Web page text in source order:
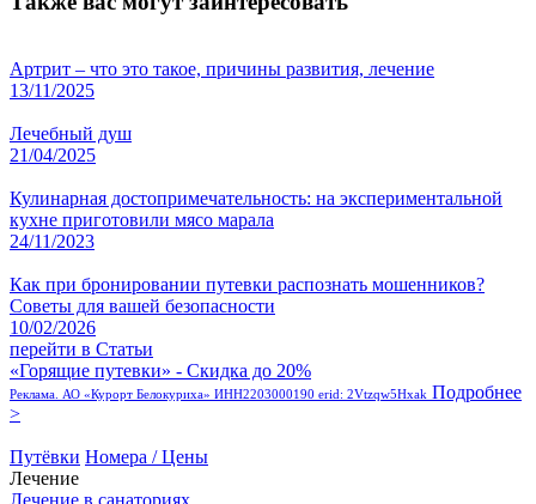
Артрит – что это такое, причины развития, лечение
13/11/2025
Лечебный душ
21/04/2025
Кулинарная достопримечательность: на экспериментальной
кухне приготовили мясо марала
24/11/2023
Как при бронировании путевки распознать мошенников?
Советы для вашей безопасности
10/02/2026
перейти в Статьи
«Горящие путевки» - Скидка до 20%
Реклама. АО «Курорт Белокуриха» ИНН2203000190 erid: 2Vtzqw5Hxak Подробнее
>
Путёвки Номера / Цены
Лечение